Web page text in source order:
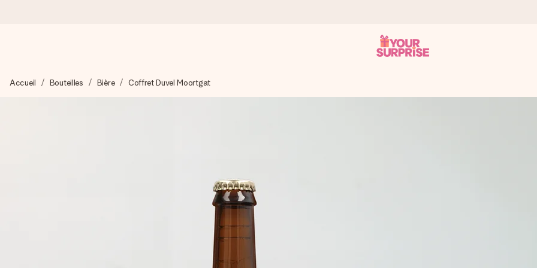
Nous préparons votre cadeau avec attention et l’envoyons en un éclair – pour que vous puissiez l’offrir au bon moment, quand
Créez quelque chose d’unique en quelques étapes – avec son prénom, votre photo ou un message qui touche le cœur. Sans
Accueil Bouteilles Bière Coffret Duvel Moortgat